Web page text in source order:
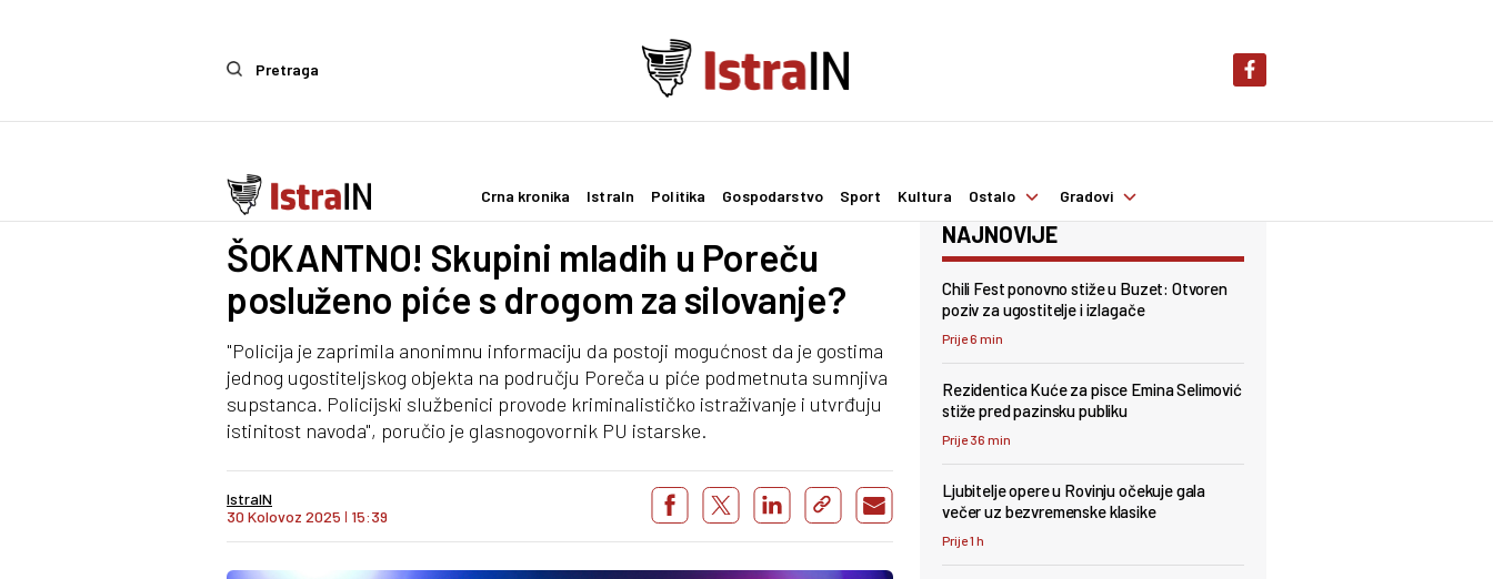
Pretraga
Crna kronika IstraIn Politika Gospodarstvo Sport Kultura Ostalo Gradovi
Crna kronika
ŠOKANTNO! Skupini mladih u Poreču
posluženo piće s drogom za silovanje?
"Policija je zaprimila anonimnu informaciju da postoji mogućnost da je gostima
jednog ugostiteljskog objekta na području Poreča u piće podmetnuta sumnjiva
supstanca. Policijski službenici provode kriminalističko istraživanje i utvrđuju
istinitost navoda", poručio je glasnogovornik PU istarske.
IstraIN
30 Kolovoz 2025 I 15:39
NAJNOVIJE
Chili Fest ponovno stiže u Buzet: Otvoren
poziv za ugostitelje i izlagače
Prije 6 min
Rezidentica Kuće za pisce Emina Selimović
stiže pred pazinsku publiku
Prije 36 min
Ljubitelje opere u Rovinju očekuje gala
večer uz bezvremenske klasike
Prije 1 h